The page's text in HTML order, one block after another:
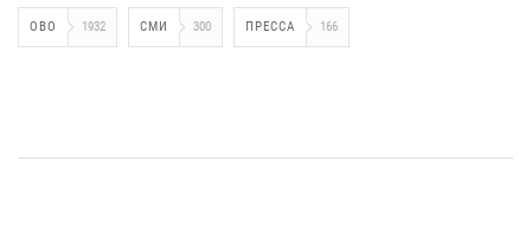
ОВО 1932 СМИ 300 ПРЕССА 166